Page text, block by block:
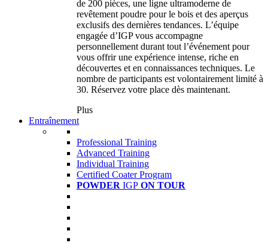
de 200 pièces, une ligne ultramoderne de
revêtement poudre pour le bois et des aperçus
exclusifs des dernières tendances. L’équipe
engagée d’IGP vous accompagne
personnellement durant tout l’événement pour
vous offrir une expérience intense, riche en
découvertes et en connaissances techniques. Le
nombre de participants est volontairement limité à
30. Réservez votre place dès maintenant.
Plus
Entraînement
Professional Training
Advanced Training
Individual Training
Certified Coater Program
POWDER IGP ON TOUR